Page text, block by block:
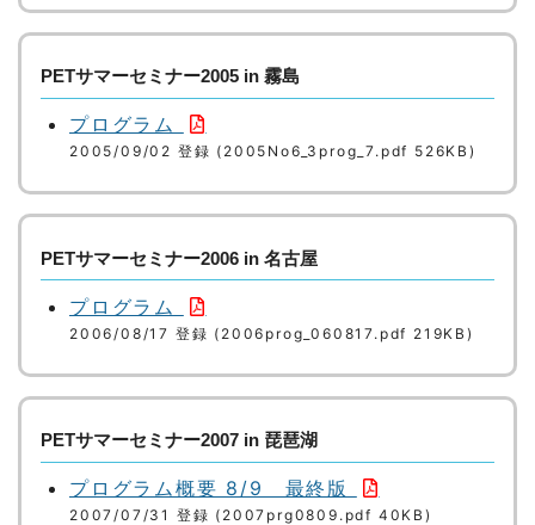
PETサマーセミナー2005 in 霧島
プログラム
2005/09/02 登録 (2005No6_3prog_7.pdf 526KB)
PETサマーセミナー2006 in 名古屋
プログラム
2006/08/17 登録 (2006prog_060817.pdf 219KB)
PETサマーセミナー2007 in 琵琶湖
プログラム概要 8/9 最終版
2007/07/31 登録 (2007prg0809.pdf 40KB)